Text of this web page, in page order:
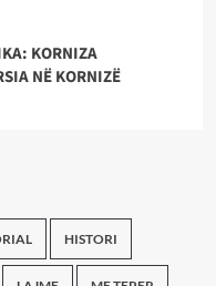
KORNIZA
NË KORNIZË
HISTORI